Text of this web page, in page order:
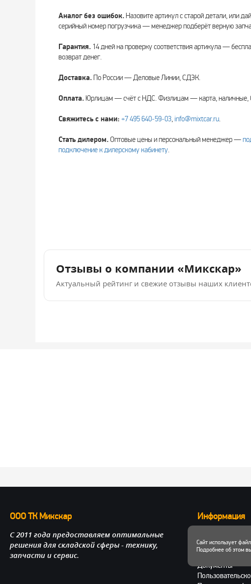
Аналог без ошибок.Назовите артикул с старой детали, или
серийный номер погрузчика — менеджер подберёт верную
Гарантия. 14 дней на проверку соответствия артикула —
возврат денег.
Доставка.По России — Деловые Линии, СДЭК.
Оплата. Юрлицам — счёт с НДС. Физлицам — карта, наличные,
Свяжитесь с нами: +7 495 640‑59‑03, info@mixtcar.ru.
Стать дилером.Оптовые цены и персональный менеджер —
подключение к дилерскому кабинету.
Отзывы о компании «Микскар»
Актуальный рейтинг и свежие отзывы наших
ООО ТК Микскар
С 2011 года предоставляем оптимальные
решения для складской сферы - технику,
запчасти и сервис.
Информация
Доставка и
Личный кабинет
Документы
Сайт использует
Подробнее об этом